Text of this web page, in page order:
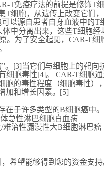
T免疫疗法的前提是修饰T
T细胞，从遗传上改变它们
以源自患者自身血液中的T
中分离出来，这些T细胞经
。为了安全起见，CAR-T细
。[3]当它们与细胞上的靶向
细胞毒性[4]。 CAR-T细胞通
胞的毒性程度（细胞毒性）
加和增长因素。[5]
在于许多类型的B细胞癌中。
急性淋巴细胞白血病
/难治性瀰漫性大B细胞淋巴瘤
希望能够得到您的资金支持